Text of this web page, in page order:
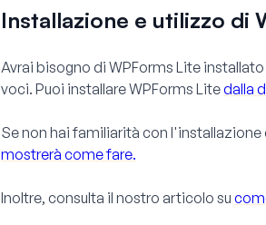
Installazione e utilizzo di
Avrai bisogno di WPForms Lite
voci. Puoi installare WPForms Litedalla
Se non hai familiarità con l'installazione
mostrerà come fare.
Inoltre, consulta il nostro articolo su